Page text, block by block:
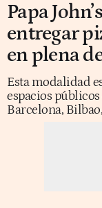
Papa
entregar
en plena
Esta modalidad
espacios
Barcelona,